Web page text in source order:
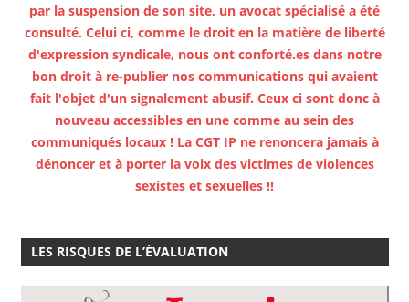
par la suspension de son site, un avocat spécialisé a été
consulté. Celui ci, comme le droit en la matière de liberté
d'expression syndicale, nous ont conforté.es dans notre
bon droit à re-publier nos communications qui avaient
fait l'objet d'un signalement abusif. Ceux ci sont donc à
nouveau accessibles en une comme au sein des
communiqués locaux ! La CGT IP ne renoncera jamais à
dénoncer et à porter la voix des victimes de violences
sexistes et sexuelles !!
LES RISQUES DE L’ÉVALUATION